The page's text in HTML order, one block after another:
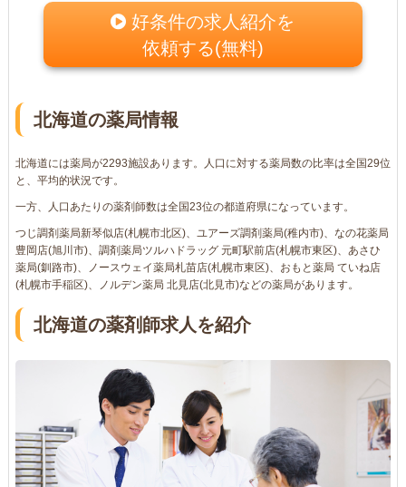
好条件の求人紹介を
依頼する(無料)
北海道の薬局情報
北海道には薬局が2293施設あります。人口に対する薬局数の比率は全国29位
と、平均的状況です。
一方、人口あたりの薬剤師数は全国23位の都道府県になっています。
つじ調剤薬局新琴似店(札幌市北区)、ユアーズ調剤薬局(稚内市)、なの花薬局
豊岡店(旭川市)、調剤薬局ツルハドラッグ 元町駅前店(札幌市東区)、あさひ
薬局(釧路市)、ノースウェイ薬局札苗店(札幌市東区)、おもと薬局 ていね店
(札幌市手稲区)、ノルデン薬局 北見店(北見市)などの薬局があります。
北海道の薬剤師求人を紹介